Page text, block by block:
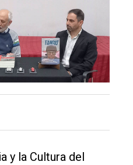
y la Cultura del